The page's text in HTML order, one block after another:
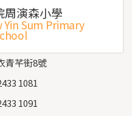
周演森小學
Yin Sum Primary
青芊街8號
1081
1091